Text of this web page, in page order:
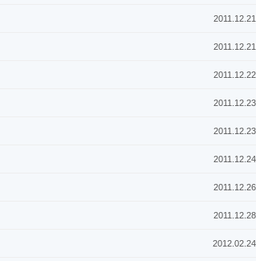
2011.12.21
2011.12.21
2011.12.22
2011.12.23
2011.12.23
2011.12.24
2011.12.26
2011.12.28
2012.02.24